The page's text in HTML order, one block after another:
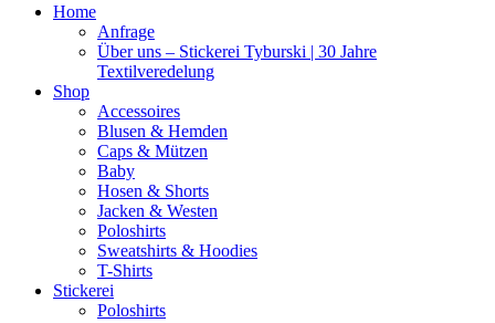
Home
Anfrage
Über uns – Stickerei Tyburski | 30 Jahre
Textilveredelung
Shop
Accessoires
Blusen & Hemden
Caps & Mützen
Baby
Hosen & Shorts
Jacken & Westen
Poloshirts
Sweatshirts & Hoodies
T-Shirts
Stickerei
Poloshirts